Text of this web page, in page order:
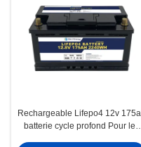
Rechargeable Lifepo4 12v
batterie cycle profond Pour les